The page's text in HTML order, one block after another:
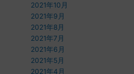
2021年10月
2021年9月
2021年8月
2021年7月
2021年6月
2021年5月
2021年4月